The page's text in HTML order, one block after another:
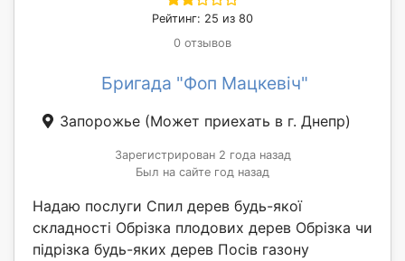
Рейтинг: 25 из 80
0 отзывов
Бригада "Фоп Мацкевіч"
Запорожье (Может приехать в г. Днепр)
Зарегистрирован 2 года назад
Был на сайте год назад
Надаю послуги Спил дерев будь-якої
складності Обрізка плодових дерев Обрізка чи
підрізка будь-яких дерев Посів газону